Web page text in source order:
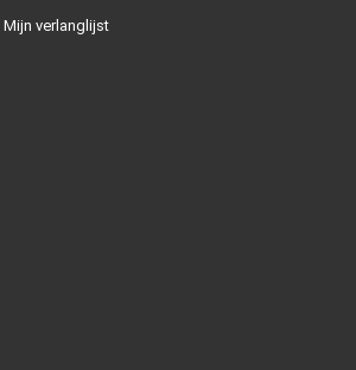
Mijn verlanglijst